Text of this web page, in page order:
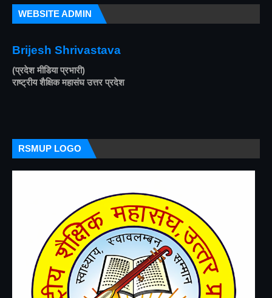
WEBSITE ADMIN
Brijesh Shrivastava
(प्रदेश मीडिया प्रभारी)
राष्ट्रीय शैक्षिक महासंघ उत्तर प्रदेश
RSMUP LOGO